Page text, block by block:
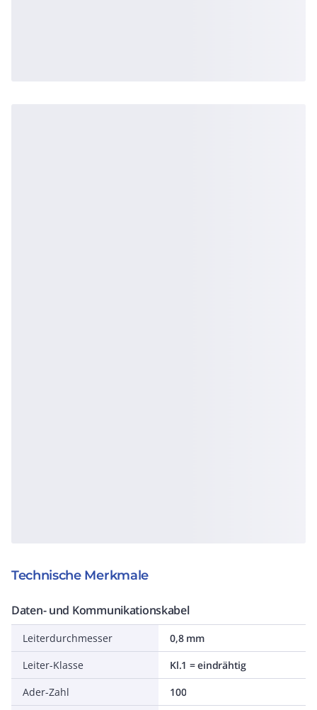
Technische Merkmale
Daten- und Kommunikationskabel
Leiterdurchmesser
0,8 mm
Leiter-Klasse
Kl.1 = eindrähtig
Ader-Zahl
100